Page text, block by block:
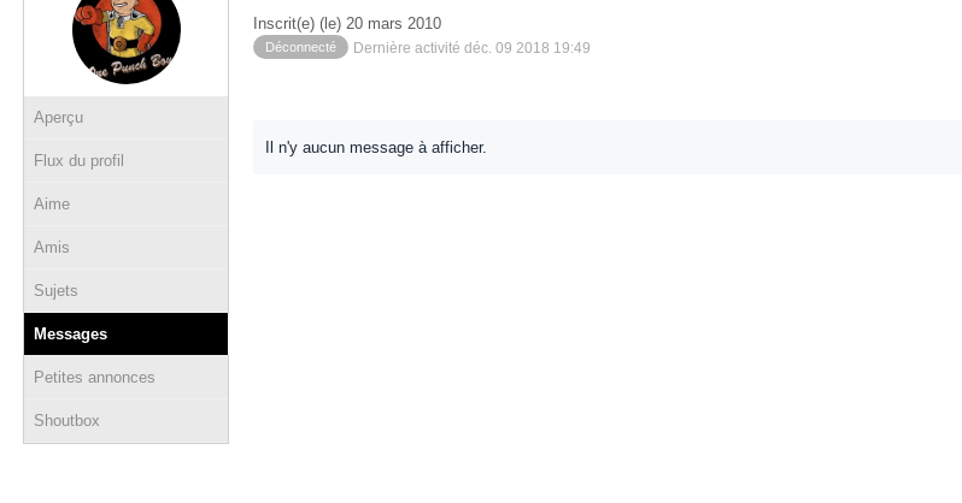
Aperçu
Flux du profil
Aime
Amis
Sujets
Messages
Petites annonces
Shoutbox
Inscrit(e) (le) 20 mars 2010
Déconnecté Dernière activité déc. 09 2018 19:49
Il n'y aucun message à afficher.